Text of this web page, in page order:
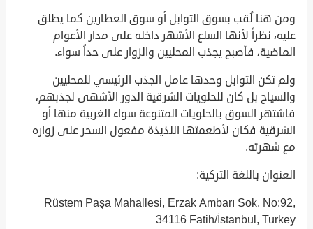
ومن هنا لُقب بسوق التوابل أو سوق العطارين كما يطلق
عليه، نظراً لأنها السلع الأشهر داخله على مدار الأعوام
الماضية، فأصبح يجذب المحليين والزوار على حداً سواء.
ولم تكن التوابل وحدها عامل الجذب الرئيسي للمحليين
والسياح بل كان للحلويات الشرقية الدور الأشهى لجذبهم،
فاشتهر السوق بالحلويات المتنوعة سواء الغربية منها أو
الشرقية فكان لأطعمتها اللذيذة مفعول السحر على زواره
مع شهرته.
العنوان باللغة التركية:
Rüstem Paşa Mahallesi, Erzak Ambarı Sok. No:92,
34116 Fatih/İstanbul, Turkey